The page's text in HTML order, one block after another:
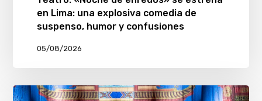
en Lima: una explosiva comedia de
suspenso, humor y confusiones
05/08/2026